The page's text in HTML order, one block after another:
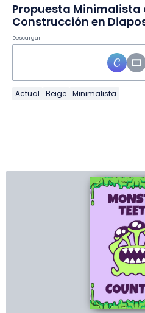
Propuesta Minimalista
Construcción en
Descargar
Actual Beige Minimalista